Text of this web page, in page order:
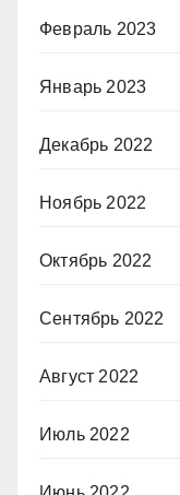
Февраль 2023
Январь 2023
Декабрь 2022
Ноябрь 2022
Октябрь 2022
Сентябрь 2022
Август 2022
Июль 2022